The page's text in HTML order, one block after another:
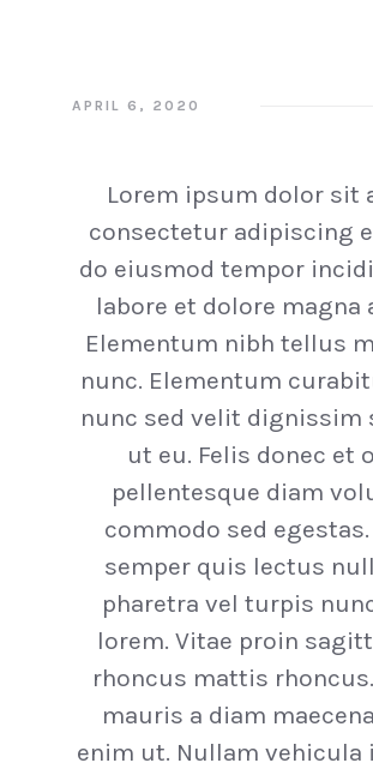
APRIL 6, 2020
Lorem ipsum dolor sit
consectetur adipiscing
do eiusmod tempor
labore et dolore magna
Elementum nibh tellus
nunc. Elementum
nunc sed velit dignissim
ut eu. Felis donec et
pellentesque diam
commodo sed
semper quis lectus
pharetra vel turpis
lorem. Vitae proin
rhoncus mattis
mauris a diam
enim ut. Nullam vehicula